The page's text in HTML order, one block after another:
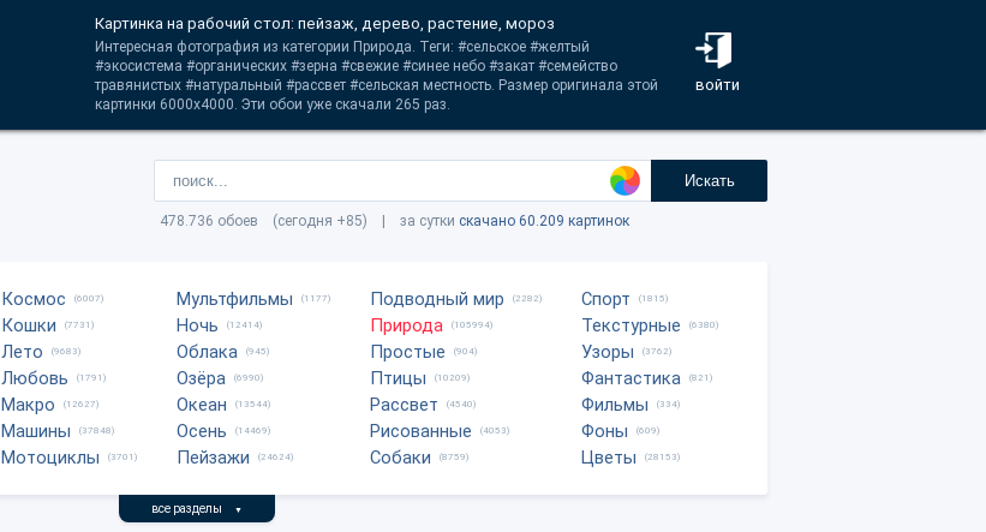
войти
Картинка на рабочий стол: пейзаж, дерево, растение, мороз
Интересная фотография из категории Природа. Теги: #сельское #желтый
#экосистема #органических #зерна #свежие #синее небо #закат #семейство
травянистых #натуральный #рассвет #сельская местность. Размер оригинала этой
картинки 6000x4000. Эти обои уже скачали 265 раз.
Искать
478.736 обоев (сегодня +85) | за сутки скачано 60.209 картинок
Космос (6007)
Кошки (7731)
Лето (9683)
Любовь (1791)
Макро (12627)
Машины (37848)
Мотоциклы (3701)
Мультфильмы (1177)
Ночь (12414)
Облака (945)
Озёра (6990)
Океан (13544)
Осень (14469)
Пейзажи (24624)
Подводный мир (2282)
Природа (105994)
Простые (904)
Птицы (10209)
Рассвет (4540)
Рисованные (4053)
Собаки (8759)
Спорт (1815)
Текстурные (6380)
Узоры (3762)
Фантастика (821)
Фильмы (334)
Фоны (609)
Цветы (28153)
все разделы ▼